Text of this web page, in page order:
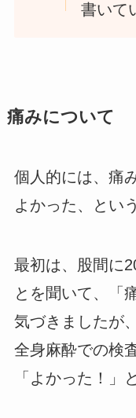
書いて
痛みについて
個人的には、痛
よかった、とい
最初は、股間に
とを聞いて、「
気づきましたが
全身麻酔での検
「よかった！」